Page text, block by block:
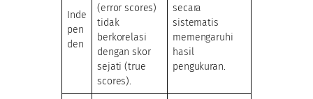
Inde
pen
den
(error scores)
tidak
berkorelasi
dengan skor
sejati (true
scores).
secara
sistematis
memengaruhi
hasil
pengukuran.